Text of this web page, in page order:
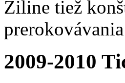
Žiline tiež
2009-2010